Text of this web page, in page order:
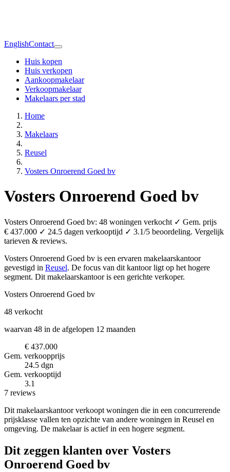
EnglishContact
Huis kopen
Huis verkopen
Aankoopmakelaar
Verkoopmakelaar
Makelaars per stad
Home
Makelaars
Reusel
Vosters Onroerend Goed bv
Vosters Onroerend Goed bv
Vosters Onroerend Goed bv: 48 woningen verkocht ✓ Gem. prijs
€ 437.000 ✓ 24.5 dagen verkooptijd ✓ 3.1/5 beoordeling. Vergelijk
tarieven & reviews.
Vosters Onroerend Goed bv is een ervaren makelaarskantoor
gevestigd in Reusel. De focus van dit kantoor ligt op het hogere
segment. Dit makelaarskantoor is een gerichte verkoper.
Vosters Onroerend Goed bv
48 verkocht
waarvan 48 in de afgelopen 12 maanden
€ 437.000
Gem. verkoopprijs
24.5 dgn
Gem. verkooptijd
3.1
7 reviews
Dit makelaarskantoor verkoopt woningen die in een concurrerende
prijsklasse vallen ten opzichte van andere woningen in Reusel en
omgeving. De makelaar is actief in een hogere segment.
Dit zeggen klanten over Vosters
Onroerend Goed bv